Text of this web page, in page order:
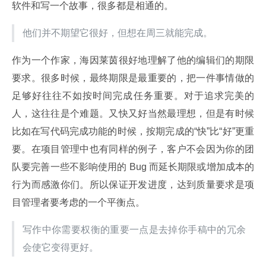
软件和写一个故事，很多都是相通的。
他们并不期望它很好，但想在周三就能完成。
作为一个作家，海因莱茵很好地理解了他的编辑们的期限
要求。很多时候，最终期限是最重要的，把一件事情做的
足够好往往不如按时间完成任务重要。对于追求完美的
人，这往往是个难题。又快又好当然最理想，但是有时候
比如在写代码完成功能的时候，按期完成的“快”比“好”更重
要。在项目管理中也有同样的例子，客户不会因为你的团
队要完善一些不影响使用的 Bug 而延长期限或增加成本的
行为而感激你们。所以保证开发进度，达到质量要求是项
目管理者要考虑的一个平衡点。
写作中你需要权衡的重要一点是去掉你手稿中的冗余
会使它变得更好。